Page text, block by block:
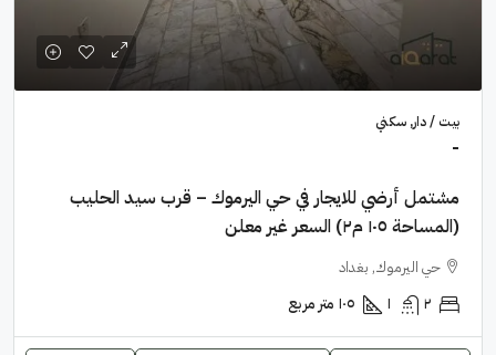
بيت / دار, سكني
-
مشتمل أرضي للايجار في حي اليرموك – قرب سيد الحليب
(المساحة ١٠٥ م٢) السعر غير معلن
حي اليرموك, بغداد
٢ ١ ١٠٥ متر مربع